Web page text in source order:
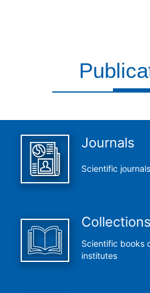
Journals
Scientific
Collections
Scientific books
institutes